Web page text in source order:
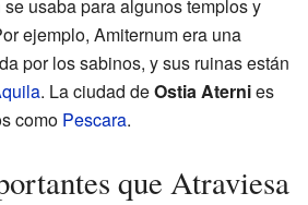
usaba para algunos templos y
ejemplo, Amiternum era una
por los sabinos, y sus ruinas están
. La ciudad deOstia Aternies
como Pescara.
que Atraviesa